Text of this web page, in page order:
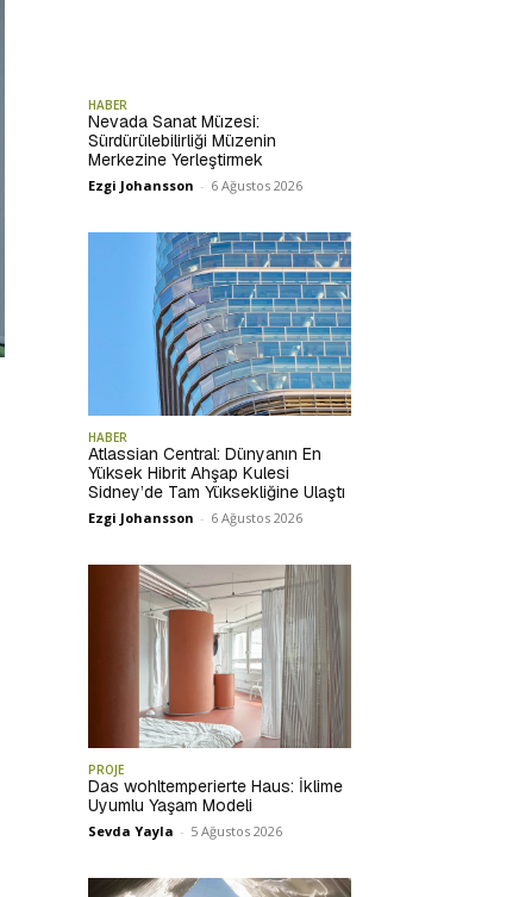
HABER
Nevada Sanat Müzesi:
Sürdürülebilirliği Müzenin
Merkezine Yerleştirmek
Ezgi Johansson - 6 Ağustos 2026
HABER
Atlassian Central: Dünyanın En
Yüksek Hibrit Ahşap Kulesi
Sidney’de Tam Yüksekliğine Ulaştı
Ezgi Johansson - 6 Ağustos 2026
PROJE
Das wohltemperierte Haus: İklime
Uyumlu Yaşam Modeli
Sevda Yayla - 5 Ağustos 2026